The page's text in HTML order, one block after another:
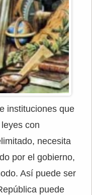
instituciones que
con
necesita
por el gobierno,
Así puede ser
puede